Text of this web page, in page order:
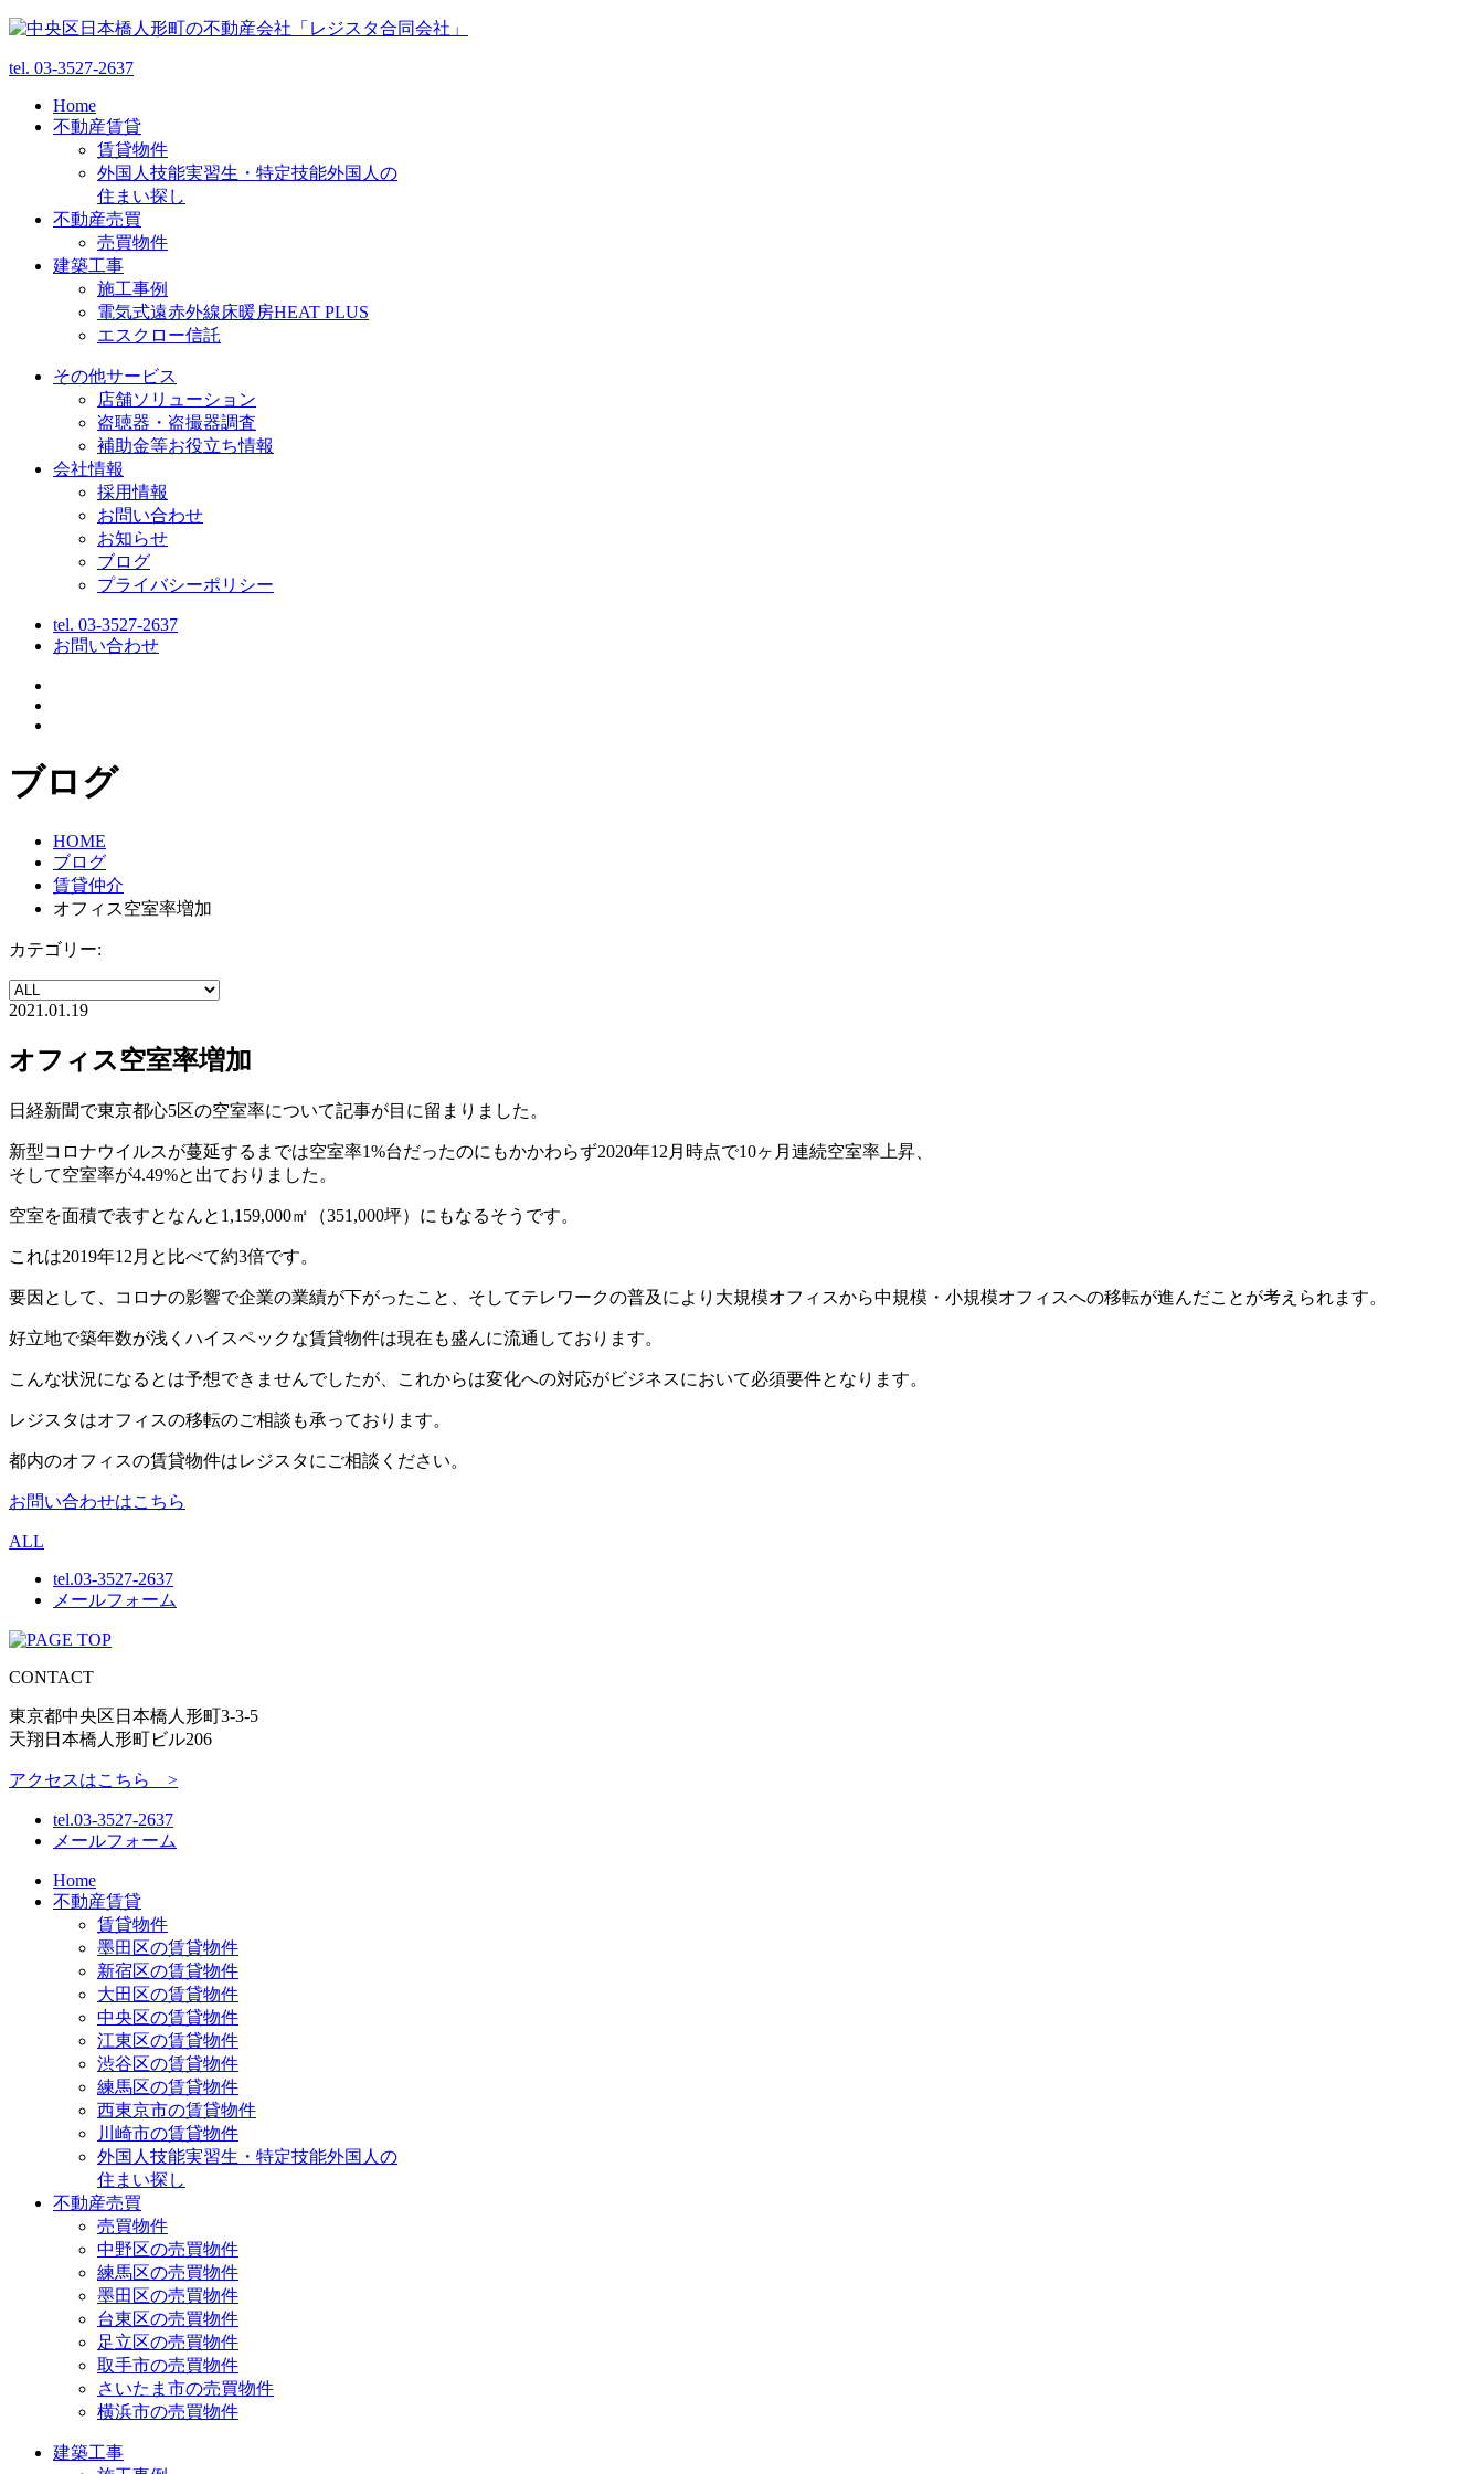
tel. 03-3527-2637
Home
不動産賃貸
賃貸物件
外国人技能実習生・特定技能外国人の
住まい探し
不動産売買
売買物件
建築工事
施工事例
電気式遠赤外線床暖房HEAT PLUS
エスクロー信託
その他サービス
店舗ソリューション
盗聴器・盗撮器調査
補助金等お役立ち情報
会社情報
採用情報
お問い合わせ
お知らせ
ブログ
プライバシーポリシー
tel. 03-3527-2637
お問い合わせ
ブログ
HOME
ブログ
賃貸仲介
オフィス空室率増加
カテゴリー:
2021.01.19
オフィス空室率増加
日経新聞で東京都心5区の空室率について記事が目に留まりました。
新型コロナウイルスが蔓延するまでは空室率1%台だったのにもかかわらず2020年12月時点で10ヶ月連続空室率上昇、
そして空室率が4.49%と出ておりました。
空室を面積で表すとなんと1,159,000㎡（351,000坪）にもなるそうです。
これは2019年12月と比べて約3倍です。
要因として、コロナの影響で企業の業績が下がったこと、そしてテレワークの普及により大規模オフィスから中規模・小規模オフィスへの移転が進んだことが考えられます。
好立地で築年数が浅くハイスペックな賃貸物件は現在も盛んに流通しております。
こんな状況になるとは予想できませんでしたが、これからは変化への対応がビジネスにおいて必須要件となります。
レジスタはオフィスの移転のご相談も承っております。
都内のオフィスの賃貸物件はレジスタにご相談ください。
お問い合わせはこちら
ALL
tel.03-3527-2637
メールフォーム
CONTACT
東京都中央区日本橋人形町3-3-5
天翔日本橋人形町ビル206
アクセスはこちら >
tel.03-3527-2637
メールフォーム
Home
不動産賃貸
賃貸物件
墨田区の賃貸物件
新宿区の賃貸物件
大田区の賃貸物件
中央区の賃貸物件
江東区の賃貸物件
渋谷区の賃貸物件
練馬区の賃貸物件
西東京市の賃貸物件
川崎市の賃貸物件
外国人技能実習生・特定技能外国人の
住まい探し
不動産売買
売買物件
中野区の売買物件
練馬区の売買物件
墨田区の売買物件
台東区の売買物件
足立区の売買物件
取手市の売買物件
さいたま市の売買物件
横浜市の売買物件
建築工事